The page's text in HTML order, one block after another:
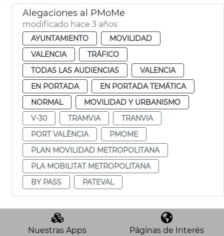
Alegaciones al PMoMe
modificado hace 3 años
AYUNTAMIENTO
MOVILIDAD
VALENCIA
TRÁFICO
TODAS LAS AUDIENCIAS
VALENCIA
EN PORTADA
EN PORTADA TEMÁTICA
NORMAL
MOVILIDAD Y URBANISMO
V-30
TRAMVIA
TRANVIA
PORT VALÈNCIA
PMOME
PLAN MOVILIDAD METROPOLITANA
PLA MOBILITAT METROPOLITANA
BY PASS
PATEVAL
Nuestras Apps Páginas de Interés